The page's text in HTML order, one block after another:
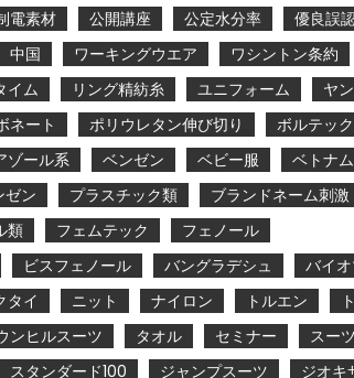
電素材 公開講座 公定水分率 優良誤
中国 ワーキングウエア
ワシントン条約
イム リング精紡糸 ユニフォーム
ヤ
ネート ポリウレタン伸び切り
ボルテッ
ゾール系 ベンゼン ベビー服
ベトナム
ゼン プラスチック類
ブランドネーム刺激
類 フェムテック
フェノール
ビスフェノール バングラデシュ
バイ
タイ ニット ナイロン トルエン
ンヒルスーツ タオル セミナー スーツ
スタンダード100 ジャンプスーツ
ジオキ